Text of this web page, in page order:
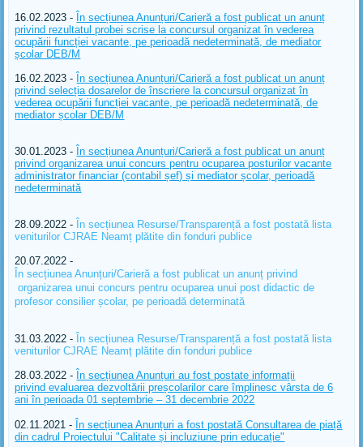
16.02.2023 - În secțiunea Anunțuri/Carieră a fost publicat un anunț
privind rezultatul probei scrise la concursul organizat în vederea
ocupării funcției vacante, pe perioadă nedeterminată, de mediator
școlar DEB/M
16.02.2023 - În secțiunea Anunțuri/Carieră a fost publicat un anunț
privind selecția dosarelor de înscriere la concursul organizat în
vederea ocupării funcției vacante, pe perioadă nedeterminată, de
mediator școlar DEB/M
30.01.2023 - În secțiunea Anunțuri/Carieră a fost publicat un anunț
privind organizarea unui concurs pentru ocuparea posturilor vacante
administrator financiar (contabil șef) și mediator școlar, perioadă
nedeterminată
28.09.2022 - În secțiunea Resurse/Transparență a fost postată lista
veniturilor CJRAE Neamț plătite din fonduri publice
20 .07.2022 -
În secțiunea Anunțuri/Carieră a fost publicat un anunț privind
organizarea unui concurs pentru ocuparea unui post didactic de
profesor consilier școlar, pe perioadă determinată
31.03.2022 - În secțiunea Resurse/Transparență a fost postată lista
veniturilor CJRAE Neamț plătite din fonduri publice
28.03.2022 - În secțiunea Anunțuri au fost postate informații
privind evaluarea dezvoltării preșcolarilor care împlinesc vârsta de 6
ani în perioada 01 septembrie – 31 decembrie 2022
02.11.2021 - În secțiunea Anunțuri a fost postată Consultarea de piață
din cadrul Proiectului "Calitate și incluziune prin educație"